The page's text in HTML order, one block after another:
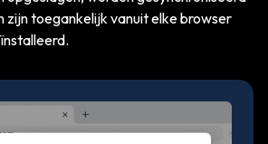
zijn toegankelijk vanuit elke browser